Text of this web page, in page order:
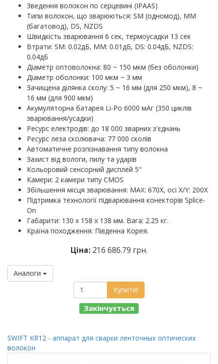
Зведення волокон по серцевині (IPAAS)
Типи волокон, що зварюються: SM (одномод), MM
(багатовод), DS, NZDS
Швидкість зварювання 6 сек, термоусадки 13 сек
Втрати: SM: 0.02дБ, MM: 0.01дБ, DS: 0.04дБ, NZDS:
0.04дБ
Діаметр оптоволокна: 80 ~ 150 мкм (без оболонки)
Діаметр оболонки: 100 мкм ~ 3 мм
Зачищена ділянка сколу: 5 ~ 16 мм (для 250 мкм), 8 ~
16 мм (для 900 мкм)
Акумуляторна батарея Li-Po 6000 мАг (350 циклів
зварювання/усадки)
Ресурс електродів: до 18 000 зварних з'єднань
Ресурс леза сколювача: 77 000 сколів
Автоматичне розпізнавання типу волокна
Захист від вологи, пилу та ударів
Кольоровий сенсорний дисплей 5"
Камери: 2 камери типу CMOS
Збільшення місця зварювання: MAX: 670X, осі X/Y: 200X
Підтримка технології підварювання конекторів Splice-
On
Габарити: 130 х 158 х 138 мм. Вага: 2.25 кг.
Країна походження: Південна Корея.
Ціна: 216 686.79 грн.
Аналоги
Купити!
Закінчується
SWIFT KR12 - аппарат для сварки ленточных оптических
волокон